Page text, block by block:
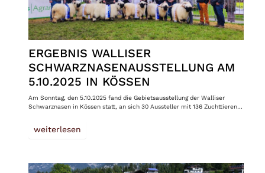
ERGEBNIS WALLISER
SCHWARZNASENAUSSTELLUNG AM
5.10.2025 IN KÖSSEN
Am Sonntag, den 5.10.2025 fand die Gebietsausstellung der Walliser
Schwarznasen in Kössen statt, an sich 30 Aussteller mit 136 Zuchttieren…
weiterlesen